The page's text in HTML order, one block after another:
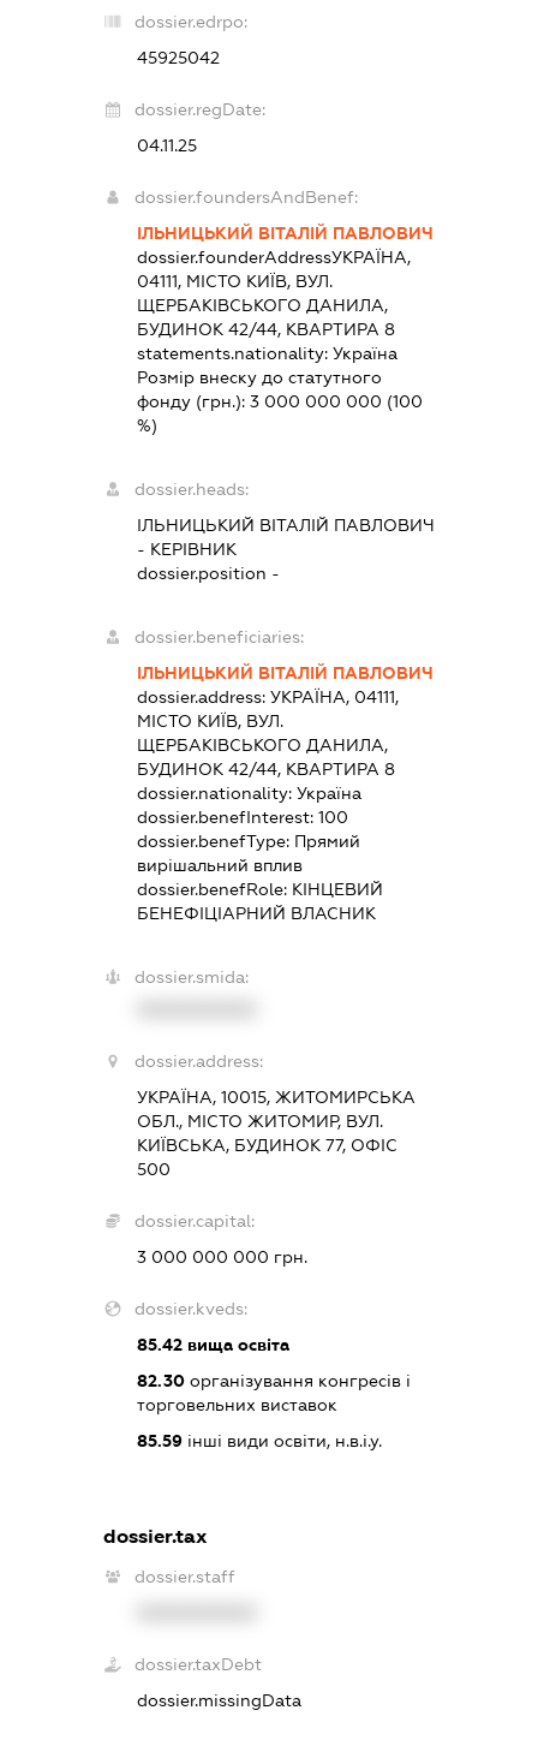
dossier.edrpo:
45925042
dossier.regDate:
04.11.25
dossier.foundersAndBenef:
ІЛЬНИЦЬКИЙ ВІТАЛІЙ ПАВЛОВИЧ
dossier.founderAddressУКРАЇНА,
04111, МІСТО КИЇВ, ВУЛ.
ЩЕРБАКІВСЬКОГО ДАНИЛА,
БУДИНОК 42/44, КВАРТИРА 8
statements.nationality: Україна
Розмір внеску до статутного
фонду (грн.): 3 000 000 000 (100
%)
dossier.heads:
ІЛЬНИЦЬКИЙ ВІТАЛІЙ ПАВЛОВИЧ
- КЕРІВНИК
dossier.position -
dossier.beneficiaries:
ІЛЬНИЦЬКИЙ ВІТАЛІЙ ПАВЛОВИЧ
dossier.address: УКРАЇНА, 04111,
МІСТО КИЇВ, ВУЛ.
ЩЕРБАКІВСЬКОГО ДАНИЛА,
БУДИНОК 42/44, КВАРТИРА 8
dossier.nationality: Україна
dossier.benefInterest: 100
dossier.benefType: Прямий
вирішальний вплив
dossier.benefRole: КІНЦЕВИЙ
БЕНЕФІЦІАРНИЙ ВЛАСНИК
dossier.smida:
dossier.address:
УКРАЇНА, 10015, ЖИТОМИРСЬКА
ОБЛ., МІСТО ЖИТОМИР, ВУЛ.
КИЇВСЬКА, БУДИНОК 77, ОФІС
500
dossier.capital:
3 000 000 000 грн.
dossier.kveds:
85.42вища освіта
82.30організування конгресів і
торговельних виставок
85.59інші види освіти, н.в.і.у.
dossier.tax
dossier.staff
dossier.taxDebt
dossier.missingData